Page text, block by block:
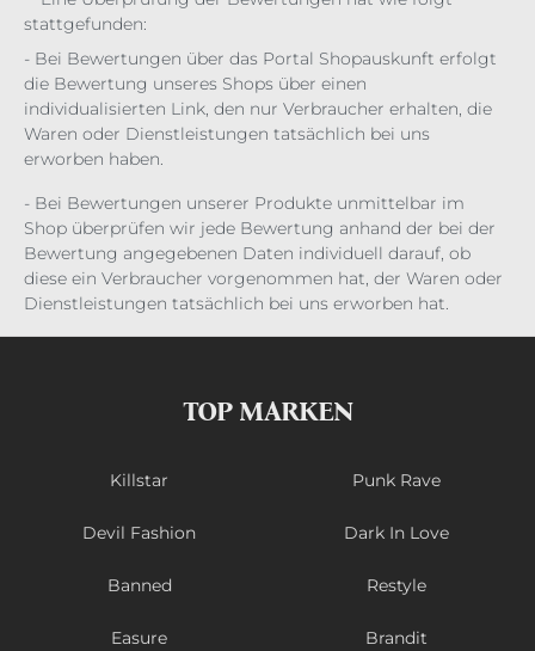
stattgefunden:
- Bei Bewertungen über das Portal Shopauskunft erfolgt
die Bewertung unseres Shops über einen
individualisierten Link, den nur Verbraucher erhalten, die
Waren oder Dienstleistungen tatsächlich bei uns
erworben haben.
- Bei Bewertungen unserer Produkte unmittelbar im
Shop überprüfen wir jede Bewertung anhand der bei der
Bewertung angegebenen Daten individuell darauf, ob
diese ein Verbraucher vorgenommen hat, der Waren oder
Dienstleistungen tatsächlich bei uns erworben hat.
TOP MARKEN
Killstar Punk Rave
Devil Fashion Dark In Love
Banned Restyle
Easure Brandit